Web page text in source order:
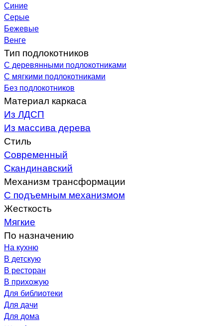
Синие
Серые
Бежевые
Венге
Тип подлокотников
С деревянными подлокотниками
С мягкими подлокотниками
Без подлокотников
Материал каркаса
Из ЛДСП
Из массива дерева
Стиль
Современный
Скандинавский
Механизм трансформации
С подъемным механизмом
Жесткость
Мягкие
По назначению
На кухню
В детскую
В ресторан
В прихожую
Для библиотеки
Для дачи
Для дома